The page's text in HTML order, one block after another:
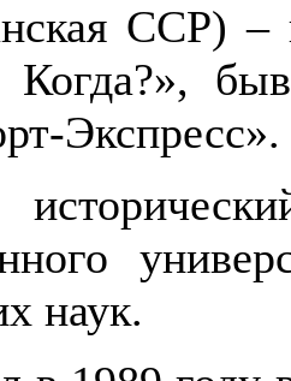
ССР) –
Экспресс».
наук.